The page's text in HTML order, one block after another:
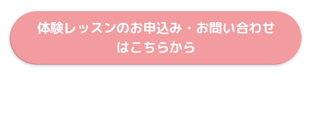
体験レッスンのお申込み・お問い合わせ
はこちらから